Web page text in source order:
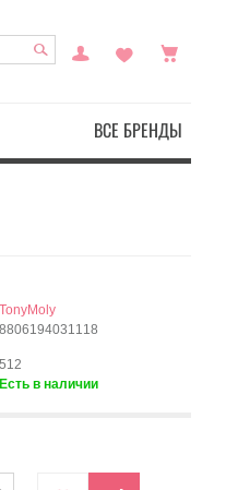
ВСЕ БРЕНДЫ
TonyMoly
8806194031118
512
Есть в наличии